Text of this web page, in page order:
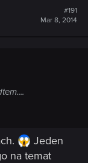
#191
Mar 8, 2014
Jeden
na temat